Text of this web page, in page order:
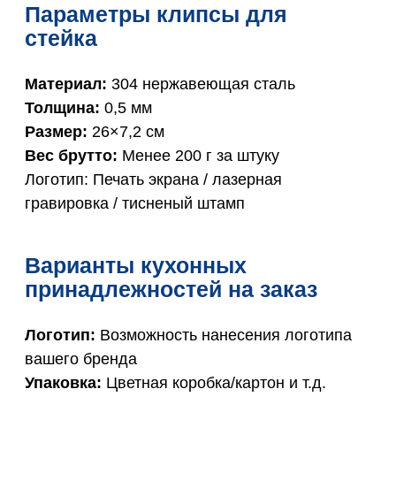
Параметры клипсы для
стейка
Материал: 304 нержавеющая сталь
Толщина: 0,5 мм
Размер: 26×7,2 см
Вес брутто: Менее 200 г за штуку
Логотип: Печать экрана / лазерная
гравировка / тисненый штамп
Варианты кухонных
принадлежностей на заказ
Логотип: Возможность нанесения логотипа
вашего бренда
Упаковка: Цветная коробка/картон и т.д.